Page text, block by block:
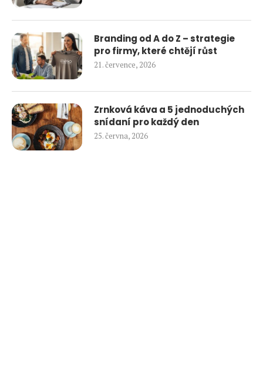
Branding od A do Z – strategie
pro firmy, které chtějí růst
21. července, 2026
Zrnková káva a 5 jednoduchých
snídaní pro každý den
25. června, 2026